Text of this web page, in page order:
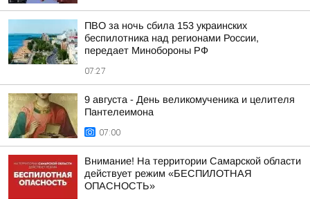
ПВО за ночь сбила 153 украинских
беспилотника над регионами России,
передает Минобороны РФ
07:27
9 августа - День великомученика и целителя
Пантелеимона
07:00
Внимание! На территории Самарской области
действует режим «БЕСПИЛОТНАЯ
ОПАСНОСТЬ»